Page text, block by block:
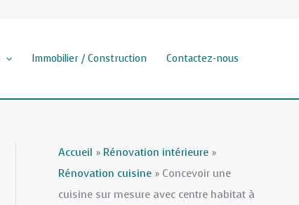
Immobilier / Construction Contactez-nous
Accueil » Rénovation intérieure »
Rénovation cuisine »Concevoir une
cuisine sur mesure avec centre habitat à